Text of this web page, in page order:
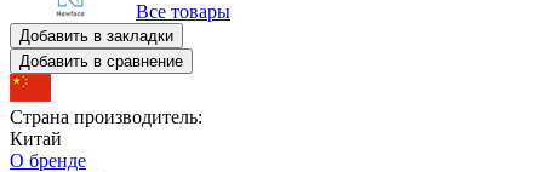
Все товары
Добавить в закладки
Добавить в сравнение
Страна производитель:
Китай
О бренде